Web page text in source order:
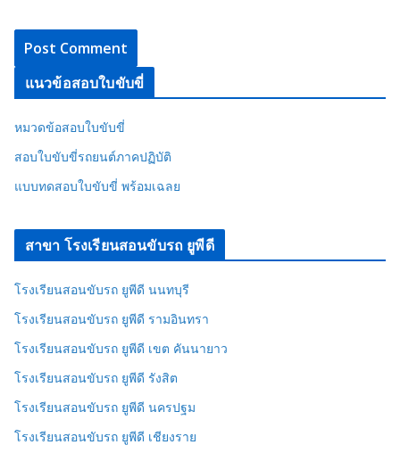
แนวข้อสอบใบขับขี่
หมวดข้อสอบใบขับขี่
สอบใบขับขี่รถยนต์ภาคปฏิบัติ
แบบทดสอบใบขับขี่ พร้อมเฉลย
สาขา โรงเรียนสอนขับรถ ยูพีดี
โรงเรียนสอนขับรถ ยูพีดี นนทบุรี
โรงเรียนสอนขับรถ ยูพีดี รามอินทรา
โรงเรียนสอนขับรถ ยูพีดี เขต คันนายาว
โรงเรียนสอนขับรถ ยูพีดี รังสิต
โรงเรียนสอนขับรถ ยูพีดี นครปฐม
โรงเรียนสอนขับรถ ยูพีดี เชียงราย